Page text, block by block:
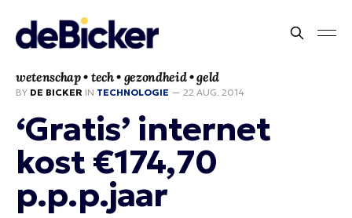
wetenschap • tech • gezondheid • geld
BY DE BICKER IN TECHNOLOGIE — 22 AUG. 2014
‘Gratis’ internet
kost €174,70
p.p.p.jaar